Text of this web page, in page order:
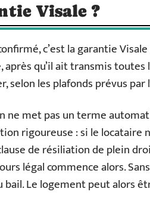
Visale ?
c’est la garantie
qu’il ait transmis toutes
selon les plafonds prévus
ne met pas un terme
rigoureuse : si le locataire
de résiliation de plein
légal commence alors.
Le logement peut alors